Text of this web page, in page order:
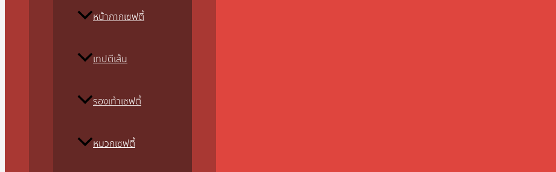
หน้ากากเซฟตี้
เทปตีเส้น
รองเท้าเซฟตี้
หมวกเซฟตี้